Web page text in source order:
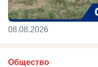
08.08.2026
Общество